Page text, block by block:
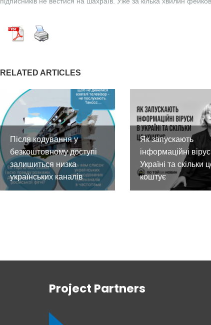
RELATED ARTICLES
Після кодування у
безкоштовному доступі
залишиться низка
українських каналів
Як запускають
інформаційні
Україні та скільки
коштує
Project Partners